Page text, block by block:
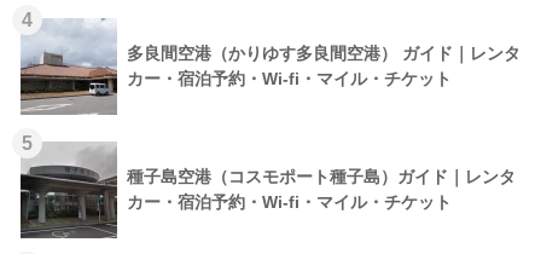
4
多良間空港（かりゆす多良間空港） ガイド｜レンタ
カー・宿泊予約・Wi-fi・マイル・チケット
5
種子島空港（コスモポート種子島）ガイド｜レンタ
カー・宿泊予約・Wi-fi・マイル・チケット